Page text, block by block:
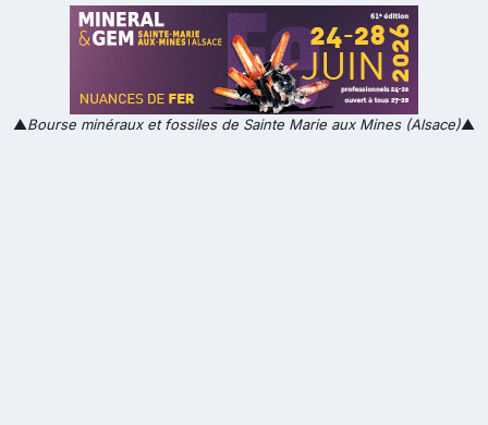
▲Bourse minéraux et fossiles de Sainte Marie aux Mines (Alsace)▲